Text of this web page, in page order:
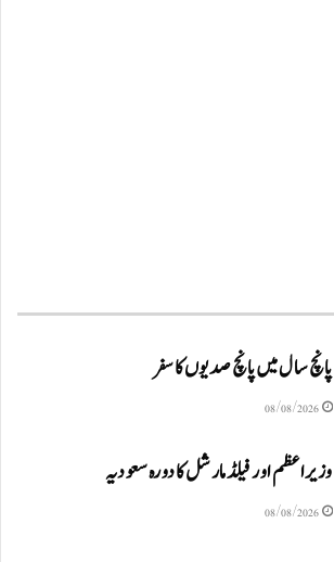
پانچ سال میں پانچ صدیوں کا سفر
08/08/2026
وزیراعظم اور فیلڈ مارشل کا دورہ سعودیہ
08/08/2026